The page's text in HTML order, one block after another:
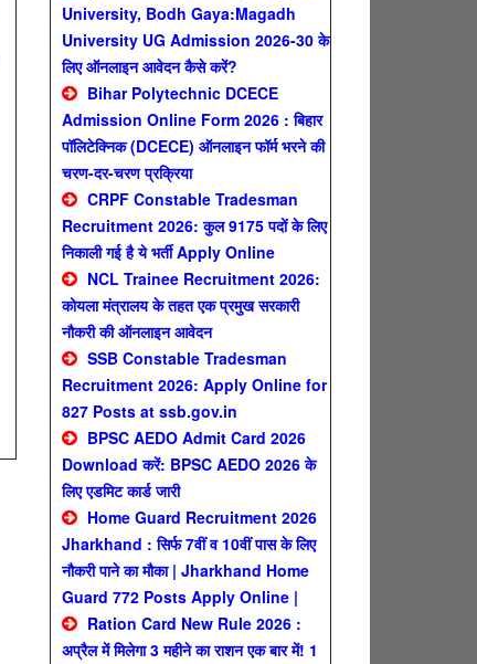
University, Bodh Gaya:Magadh
University UG Admission 2026-30 के
लिए ऑनलाइन आवेदन कैसे करें?
Bihar Polytechnic DCECE
Admission Online Form 2026 : बिहार
पॉलिटेक्निक (DCECE) ऑनलाइन फॉर्म भरने की
चरण-दर-चरण प्रक्रिया
CRPF Constable Tradesman
Recruitment 2026: कुल 9175 पदों के लिए
निकाली गई है ये भर्ती Apply Online
NCL Trainee Recruitment 2026:
कोयला मंत्रालय के तहत एक प्रमुख सरकारी
नौकरी की ऑनलाइन आवेदन
SSB Constable Tradesman
Recruitment 2026: Apply Online for
827 Posts at ssb.gov.in
BPSC AEDO Admit Card 2026
Download करें: BPSC AEDO 2026 के
लिए एडमिट कार्ड जारी
Home Guard Recruitment 2026
Jharkhand : सिर्फ 7वीं व 10वीं पास के लिए
नौकरी पाने का मौका | Jharkhand Home
Guard 772 Posts Apply Online |
Ration Card New Rule 2026 :
अप्रैल में मिलेगा 3 महीने का राशन एक बार में! 1